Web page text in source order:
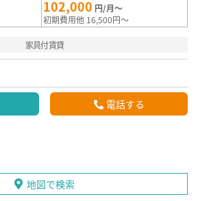
102,000 円/月～
初期費用他 16,500円～
家具付賃貸
電話する
地図で検索